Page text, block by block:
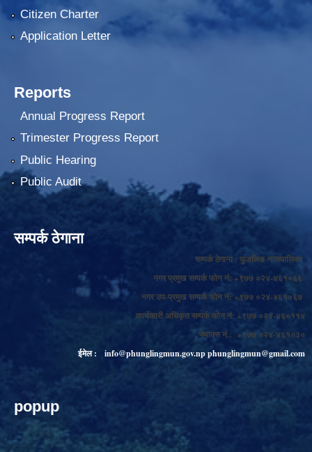
Citizen Charter
Application Letter
Reports
Annual Progress Report
Trimester Progress Report
Public Hearing
Public Audit
सम्पर्क ठेगाना
सम्पर्क ठेगाना : फुङलिङ नगरपालिका
नगर प्रमुख सम्पर्क फोन नं: +९७७ ०२४-४६१०६६
नगर उप-प्रमुख सम्पर्क फोन नं: +९७७ ०२४-४६१०६७
कार्यकारी अधिकृत सम्पर्क फोन नं: +९७७ ०२४-४६०११४
फ्याक्स नं.: +९७७ ०२४-४६१०३०
ईमेल :
info@phunglingmun.gov.npphunglingmun@gmail.com
popup